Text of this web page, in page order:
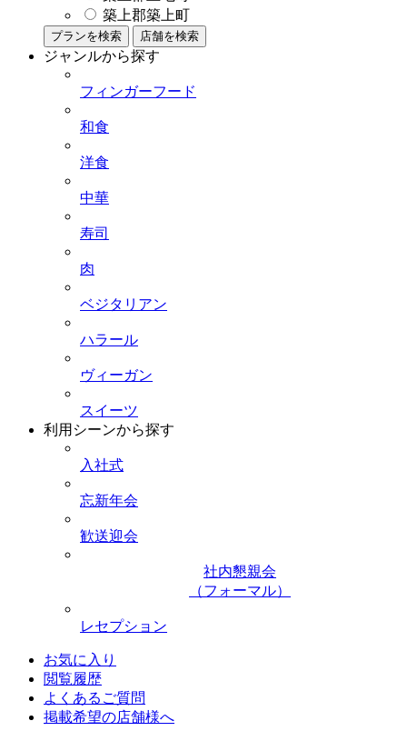
築上郡築上町
プランを検索 店舗を検索
ジャンルから探す
フィンガーフード
和食
洋食
中華
寿司
肉
ベジタリアン
ハラール
ヴィーガン
スイーツ
利用シーンから探す
入社式
忘新年会
歓送迎会
社内懇親会
（フォーマル）
レセプション
お気に入り
閲覧履歴
よくあるご質問
掲載希望の店舗様へ